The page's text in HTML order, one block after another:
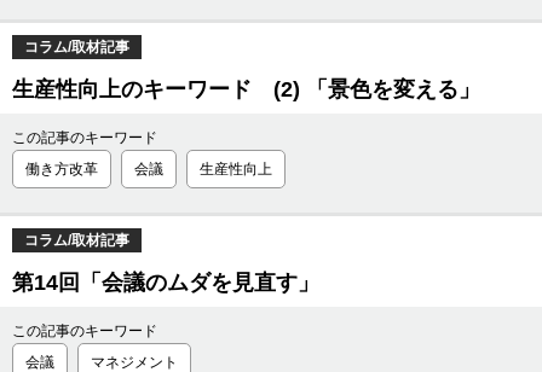
コラム/取材記事
生産性向上のキーワード (2) 「景色を変える」
この記事のキーワード
働き方改革
会議 生産性向上
コラム/取材記事
第14回「会議のムダを見直す」
この記事のキーワード
会議
マネジメント